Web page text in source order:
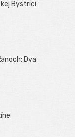
Bystrici
Dva